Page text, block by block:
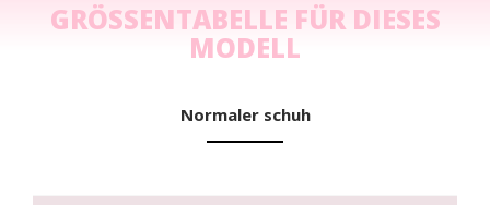
GRÖSSENTABELLE FÜR DIESES M
ODELL
Normaler schuh